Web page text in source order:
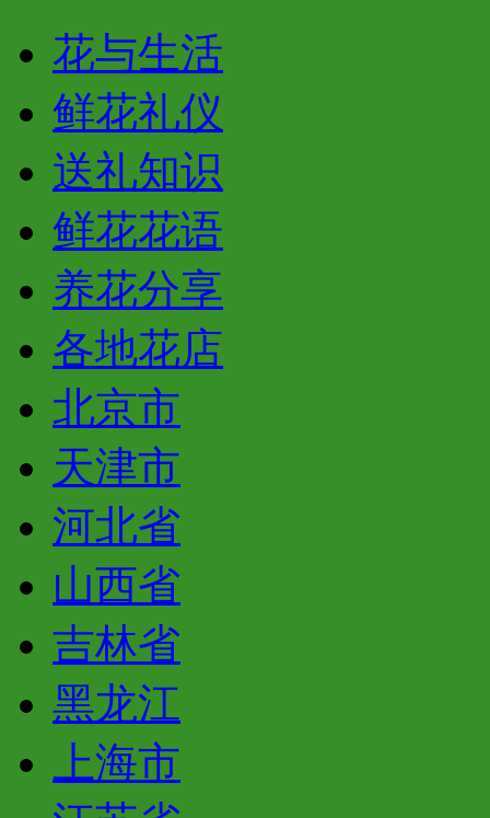
花与生活
鲜花礼仪
送礼知识
鲜花花语
养花分享
各地花店
北京市
天津市
河北省
山西省
吉林省
黑龙江
上海市